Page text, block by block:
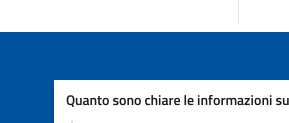
Quanto sono chiare le informazioni